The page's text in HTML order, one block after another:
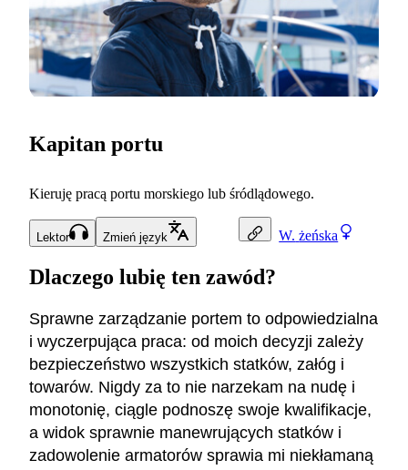
W. żeńska
Kapitan portu
Kieruję pracą portu morskiego lub śródlądowego.
Lektor Zmień język
Dlaczego lubię ten zawód?
Sprawne zarządzanie portem to odpowiedzialna
i wyczerpująca praca: od moich decyzji zależy
bezpieczeństwo wszystkich statków, załóg i
towarów. Nigdy za to nie narzekam na nudę i
monotonię, ciągle podnoszę swoje kwalifikacje,
a widok sprawnie manewrujących statków i
zadowolenie armatorów sprawia mi niekłamaną